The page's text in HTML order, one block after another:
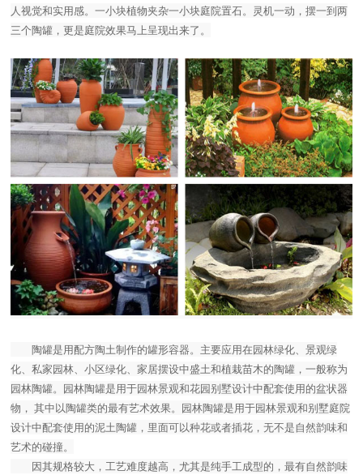
人视觉和实用感。一小块植物夹杂一小块庭院置石。灵机一动，摆一到两
三个陶罐，更是庭院效果马上呈现出来了。
陶罐是用配方陶土制作的罐形容器。主要应用在园林绿化、景观绿
化、私家园林、小区绿化、家居摆设中盛土和植栽苗木的陶罐，一般称为
园林陶罐。园林陶罐是用于园林景观和花园别墅设计中配套使用的盆状器
物， 其中以陶罐类的最有艺术效果。园林陶罐是用于园林景观和别墅庭院
设计中配套使用的泥土陶罐，里面可以种花或者插花，无不是自然韵味和
艺术的碰撞。
因其规格较大，工艺难度越高，尤其是纯手工成型的，最有自然韵味